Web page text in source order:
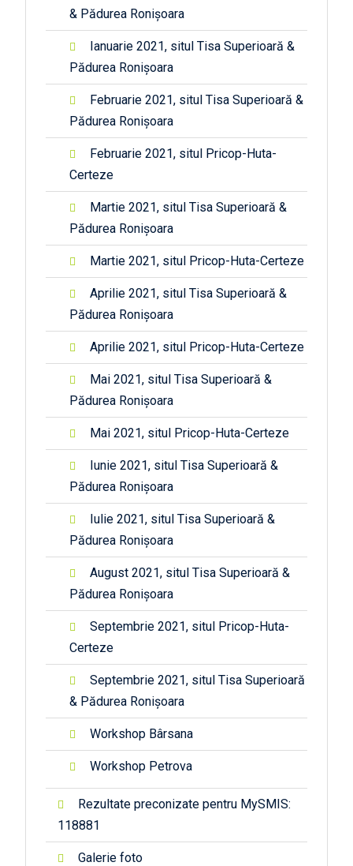
& Pădurea Ronișoara
Ianuarie 2021, situl Tisa Superioară &
Pădurea Ronișoara
Februarie 2021, situl Tisa Superioară &
Pădurea Ronișoara
Februarie 2021, situl Pricop-Huta-
Certeze
Martie 2021, situl Tisa Superioară &
Pădurea Ronișoara
Martie 2021, situl Pricop-Huta-Certeze
Aprilie 2021, situl Tisa Superioară &
Pădurea Ronișoara
Aprilie 2021, situl Pricop-Huta-Certeze
Mai 2021, situl Tisa Superioară &
Pădurea Ronișoara
Mai 2021, situl Pricop-Huta-Certeze
Iunie 2021, situl Tisa Superioară &
Pădurea Ronișoara
Iulie 2021, situl Tisa Superioară &
Pădurea Ronișoara
August 2021, situl Tisa Superioară &
Pădurea Ronișoara
Septembrie 2021, situl Pricop-Huta-
Certeze
Septembrie 2021, situl Tisa Superioară
& Pădurea Ronișoara
Workshop Bârsana
Workshop Petrova
Rezultate preconizate pentru MySMIS:
118881
Galerie foto